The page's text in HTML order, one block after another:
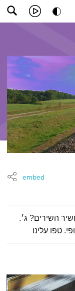
embed
השירים? ג׳.
טפו עלינו